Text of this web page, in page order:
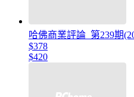
哈佛商業評論_第239期
$378
$420